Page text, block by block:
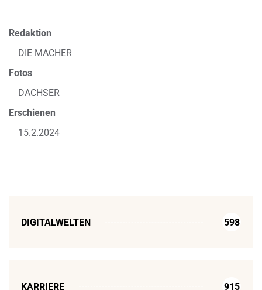
Redaktion
DIE MACHER
Fotos
DACHSER
Erschienen
15.2.2024
DIGITALWELTEN 598
KARRIERE 915